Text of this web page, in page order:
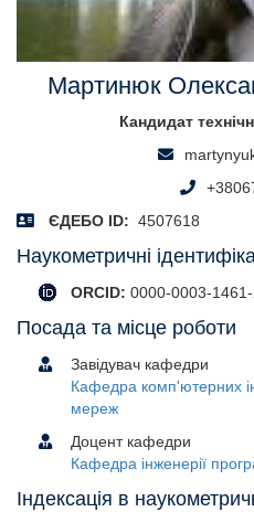
Мартинюк
Кандидат
ЄДЕБО ID: 4507618
Наукометричні
ORCID: 0000-0003-
Посада та місце роботи
Завідувач кафедри
Кафедра комп'ютерних
мереж
Доцент кафедри
Кафедра інженерії
Індексація в